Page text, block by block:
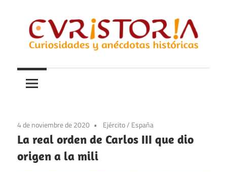
contenido
Curistoria
y
anécdotas
historia
4 de noviembre de 2020 Ejército/ España
La real orden de Carlos III que dio
origen a la mili